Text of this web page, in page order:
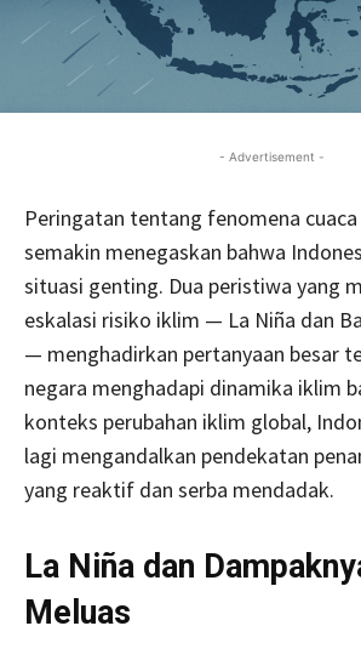
- Advertisement -
Peringatan tentang fenomena
semakin menegaskan bahwa
situasi genting. Dua peristiwa yang
eskalasi risiko iklim — La Niña dan
— menghadirkan pertanyaan besar
negara menghadapi dinamika iklim
konteks perubahan iklim global,
lagi mengandalkan pendekatan
yang reaktif dan serba mendadak.
La Niña dan
Meluas